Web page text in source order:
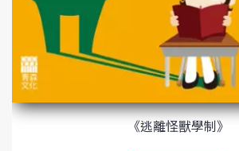
《逃離怪獸學制》